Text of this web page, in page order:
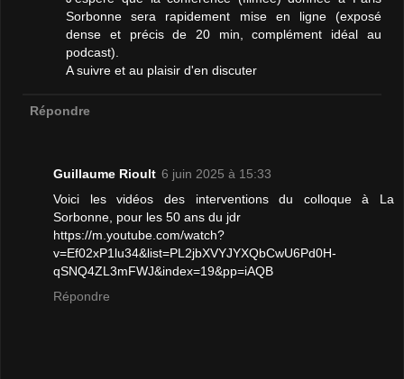
Sorbonne sera rapidement mise en ligne (exposé
dense et précis de 20 min, complément idéal au
podcast).
A suivre et au plaisir d'en discuter
Répondre
Guillaume Rioult 6 juin 2025 à 15:33
Voici les vidéos des interventions du colloque à La
Sorbonne, pour les 50 ans du jdr
https://m.youtube.com/watch?
v=Ef02xP1lu34&list=PL2jbXVYJYXQbCwU6Pd0H-
qSNQ4ZL3mFWJ&index=19&pp=iAQB
Répondre